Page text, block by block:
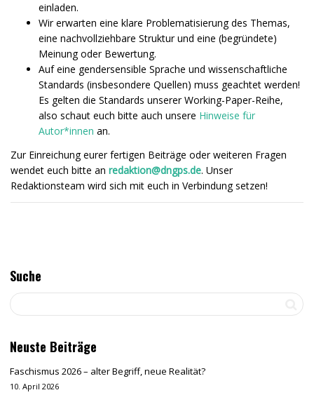
einladen.
Wir erwarten eine klare Problematisierung des Themas,
eine nachvollziehbare Struktur und eine (begründete)
Meinung oder Bewertung.
Auf eine gendersensible Sprache und wissenschaftliche
Standards (insbesondere Quellen) muss geachtet werden!
Es gelten die Standards unserer Working-Paper-Reihe,
also schaut euch bitte auch unsere Hinweise für
Autor*innen an.
Zur Einreichung eurer fertigen Beiträge oder weiteren Fragen
wendet euch bitte an redaktion@dngps.de. Unser
Redaktionsteam wird sich mit euch in Verbindung setzen!
Suche
Neuste Beiträge
Faschismus 2026 – alter Begriff, neue Realität?
10. April 2026